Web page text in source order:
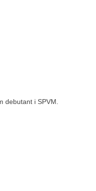
debutant i SPVM.